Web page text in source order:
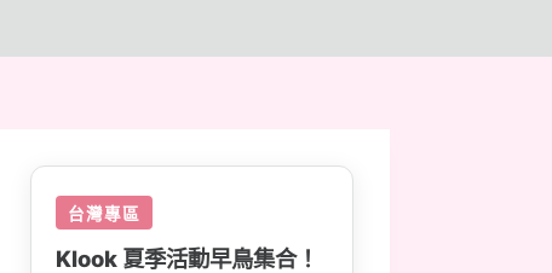
台灣專區
Klook 夏季活動早鳥集合！